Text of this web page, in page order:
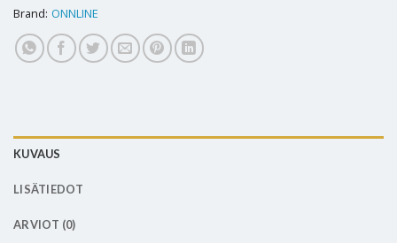
Brand: ONNLINE
KUVAUS
LISÄTIEDOT
ARVIOT (0)